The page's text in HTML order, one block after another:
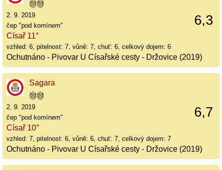
6,3
2. 9. 2019
čep "pod komínem"
Císař 11°
vzhled: 6, pitelnost: 7, vůně: 7, chuť: 6, celkový dojem: 6
Ochutnáno - Pivovar U Císařské cesty - Držovice (2019)
Sagara
6,7
2. 9. 2019
čep "pod komínem"
Císař 10°
vzhled: 7, pitelnost: 6, vůně: 6, chuť: 7, celkový dojem: 7
Ochutnáno - Pivovar U Císařské cesty - Držovice (2019)